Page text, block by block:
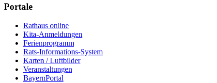
Portale
Rathaus online
Kita-Anmeldungen
Ferienprogramm
Rats-Informations-System
Karten / Luftbilder
Veranstaltungen
BayernPortal